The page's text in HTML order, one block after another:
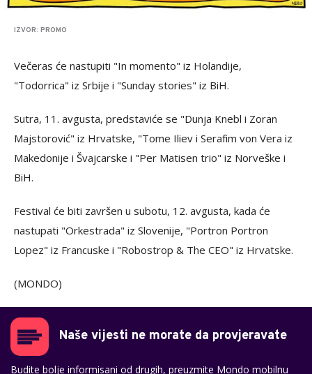
IZVOR: PROMO
Večeras će nastupiti "In momento" iz Holandije,
"Todorrica" iz Srbije i "Sunday stories" iz BiH.
Sutra, 11. avgusta, predstaviće se "Dunja Knebl i Zoran
Majstorović" iz Hrvatske, "Tome Iliev i Serafim von Vera iz
Makedonije i Švajcarske i "Per Matisen trio" iz Norveške i
BiH.
Festival će biti završen u subotu, 12. avgusta, kada će
nastupati "Orkestrada" iz Slovenije, "Portron Portron
Lopez" iz Francuske i "Robostrop & The CEO" iz Hrvatske.
(MONDO)
Naše vijesti ne morate da provjeravate
Budite bolje informisani od drugih, preuzmite Mondo mobilnu